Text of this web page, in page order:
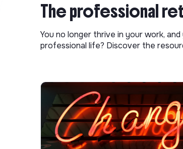
The professional
You no longer thrive in your work,
professional life? Discover the